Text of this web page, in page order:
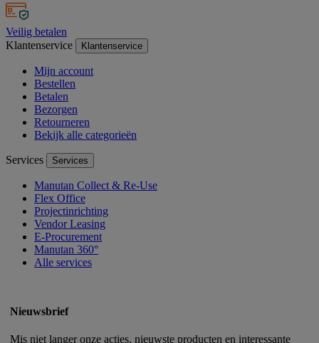
Veilig betalen
Klantenservice
Klantenservice
Mijn account
Bestellen
Betalen
Bezorgen
Retourneren
Bekijk alle categorieën
Services Services
Manutan Collect & Re-Use
Flex Office
Projectinrichting
Vendor Leasing
E-Procurement
Manutan 360°
Alle services
Nieuwsbrief
Mis niet langer onze acties, nieuwste producten en interessante